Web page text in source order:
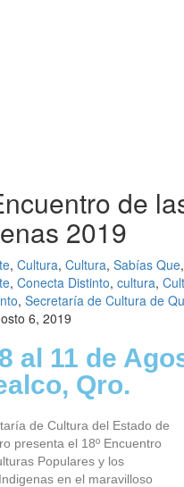
de
2019
, Cultura, Cultura, Sabías Que,
, Conecta Distinto, cultura,
, Secretaría de Cultura de
6, 2019
al 11 de
Qro.
de Cultura del Estado de
presenta el 18º Encuentro
Populares y los
en el maravilloso